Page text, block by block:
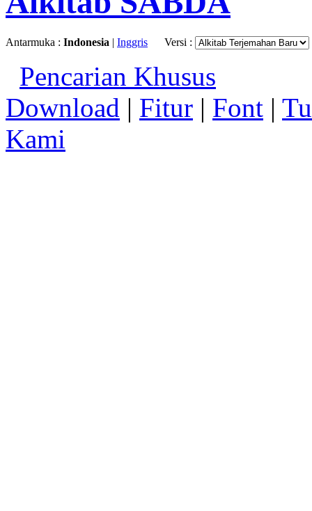
Antarmuka : Indonesia | Inggris Versi :
Pencarian Khusus
Download | Fitur | Font |
Kami